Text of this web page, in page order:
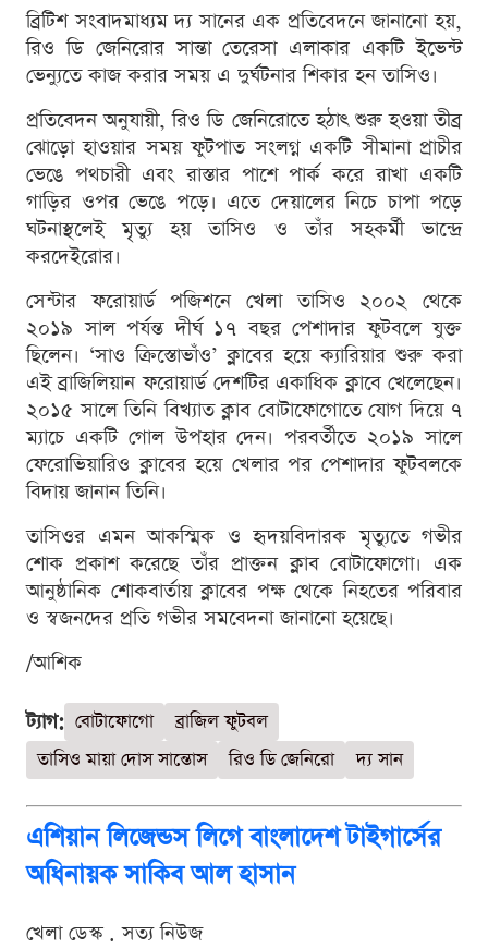
ব্রিটিশ সংবাদমাধ্যম দ্য সানের এক প্রতিবেদনে জানানো হয়,
রিও ডি জেনিরোর সান্তা তেরেসা এলাকার একটি ইভেন্ট
ভেন্যুতে কাজ করার সময় এ দুর্ঘটনার শিকার হন তাসিও।
প্রতিবেদন অনুযায়ী, রিও ডি জেনিরোতে হঠাৎ শুরু হওয়া তীব্র
ঝোড়ো হাওয়ার সময় ফুটপাত সংলগ্ন একটি সীমানা প্রাচীর
ভেঙে পথচারী এবং রাস্তার পাশে পার্ক করে রাখা একটি
গাড়ির ওপর ভেঙে পড়ে। এতে দেয়ালের নিচে চাপা পড়ে
ঘটনাস্থলেই মৃত্যু হয় তাসিও ও তাঁর সহকর্মী ভান্দ্রে
করদেইরোর।
সেন্টার ফরোয়ার্ড পজিশনে খেলা তাসিও ২০০২ থেকে
২০১৯ সাল পর্যন্ত দীর্ঘ ১৭ বছর পেশাদার ফুটবলে যুক্ত
ছিলেন। ‘সাও ক্রিস্তোভাঁও’ ক্লাবের হয়ে ক্যারিয়ার শুরু করা
এই ব্রাজিলিয়ান ফরোয়ার্ড দেশটির একাধিক ক্লাবে খেলেছেন।
২০১৫ সালে তিনি বিখ্যাত ক্লাব বোটাফোগোতে যোগ দিয়ে ৭
ম্যাচে একটি গোল উপহার দেন। পরবর্তীতে ২০১৯ সালে
ফেরোভিয়ারিও ক্লাবের হয়ে খেলার পর পেশাদার ফুটবলকে
বিদায় জানান তিনি।
তাসিওর এমন আকস্মিক ও হৃদয়বিদারক মৃত্যুতে গভীর
শোক প্রকাশ করেছে তাঁর প্রাক্তন ক্লাব বোটাফোগো। এক
আনুষ্ঠানিক শোকবার্তায় ক্লাবের পক্ষ থেকে নিহতের পরিবার
ও স্বজনদের প্রতি গভীর সমবেদনা জানানো হয়েছে।
/আশিক
ট্যাগ: বোটাফোগো
ব্রাজিল ফুটবল
তাসিও মায়া দোস সান্তোস
রিও ডি জেনিরো দ্য সান
এশিয়ান লিজেন্ডস লিগে বাংলাদেশ টাইগার্সের
অধিনায়ক সাকিব আল হাসান
খেলা ডেস্ক . সত্য নিউজ